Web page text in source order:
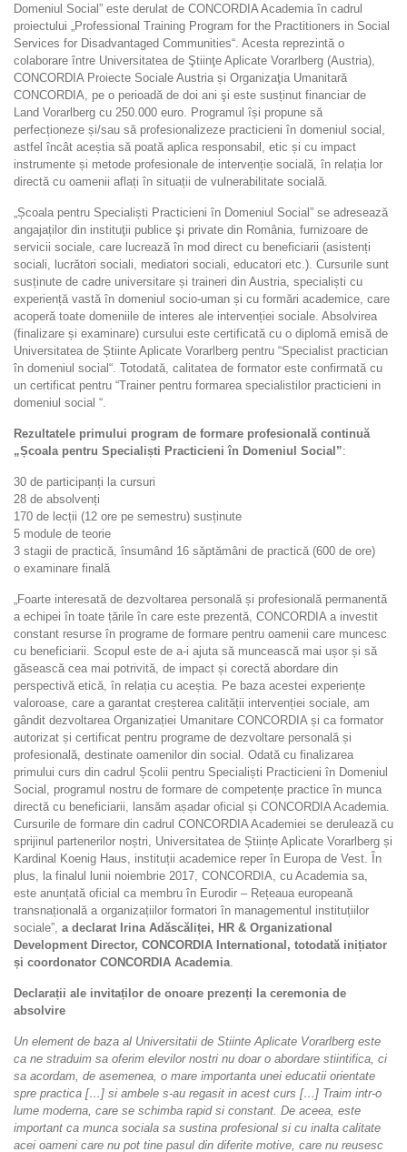
Domeniul Social” este derulat de CONCORDIA Academia în cadrul
proiectului „Professional Training Program for the Practitioners in Social
Services for Disadvantaged Communities“. Acesta reprezintă o
colaborare între Universitatea de Ştiinţe Aplicate Vorarlberg (Austria),
CONCORDIA Proiecte Sociale Austria și Organizaţia Umanitară
CONCORDIA, pe o perioadă de doi ani şi este susținut financiar de
Land Vorarlberg cu 250.000 euro. Programul își propune să
perfecționeze și/sau să profesionalizeze practicieni în domeniul social,
astfel încât aceștia să poată aplica responsabil, etic și cu impact
instrumente și metode profesionale de intervenție socială, în relația lor
directă cu oamenii aflați în situații de vulnerabilitate socială.
„Școala pentru Specialiști Practicieni în Domeniul Social” se adresează
angajaților din instituţii publice şi private din România, furnizoare de
servicii sociale, care lucrează în mod direct cu beneficiarii (asistenți
sociali, lucrători sociali, mediatori sociali, educatori etc.). Cursurile sunt
susținute de cadre universitare și traineri din Austria, specialiști cu
experiență vastă în domeniul socio-uman și cu formări academice, care
acoperă toate domeniile de interes ale intervenției sociale. Absolvirea
(finalizare și examinare) cursului este certificată cu o diplomă emisă de
Universitatea de Știinte Aplicate Vorarlberg pentru “Specialist practician
în domeniul social“. Totodată, calitatea de formator este confirmată cu
un certificat pentru “Trainer pentru formarea specialistilor practicieni in
domeniul social “.
Rezultatele primului program de formare profesională continuă
„Școala pentru Specialiști Practicieni în Domeniul Social”:
30 de participanți la cursuri
28 de absolvenți
170 de lecții (12 ore pe semestru) susținute
5 module de teorie
3 stagii de practică, însumând 16 săptămâni de practică (600 de ore)
o examinare finală
„Foarte interesată de dezvoltarea personală și profesională permanentă
a echipei în toate țările în care este prezentă, CONCORDIA a investit
constant resurse în programe de formare pentru oamenii care muncesc
cu beneficiarii. Scopul este de a-i ajuta să muncească mai ușor și să
găsească cea mai potrivită, de impact și corectă abordare din
perspectivă etică, în relația cu aceștia. Pe baza acestei experiențe
valoroase, care a garantat creșterea calității intervenției sociale, am
gândit dezvoltarea Organizației Umanitare CONCORDIA și ca formator
autorizat și certificat pentru programe de dezvoltare personală și
profesională, destinate oamenilor din social. Odată cu finalizarea
primului curs din cadrul Școlii pentru Specialiști Practicieni în Domeniul
Social, programul nostru de formare de competențe practice în munca
directă cu beneficiarii, lansăm așadar oficial și CONCORDIA Academia.
Cursurile de formare din cadrul CONCORDIA Academiei se derulează cu
sprijinul partenerilor noștri, Universitatea de Științe Aplicate Vorarlberg și
Kardinal Koenig Haus, instituții academice reper în Europa de Vest. În
plus, la finalul lunii noiembrie 2017, CONCORDIA, cu Academia sa,
este anunțată oficial ca membru în Eurodir – Rețeaua europeană
transnațională a organizațiilor formatori în managementul instituțiilor
sociale”, a declarat Irina Adăscăliței, HR & Organizational
Development Director, CONCORDIA International, totodată inițiator
și coordonator CONCORDIA Academia.
Declarații ale invitaților de onoare prezenți la ceremonia de
absolvire
Un element de baza al Universitatii de Stiinte Aplicate Vorarlberg este
ca ne straduim sa oferim elevilor nostri nu doar o abordare stiintifica, ci
sa acordam, de asemenea, o mare importanta unei educatii orientate
spre practica […] si ambele s-au regasit in acest curs […] Traim intr-o
lume moderna, care se schimba rapid si constant. De aceea, este
important ca munca sociala sa sustina profesional si cu inalta calitate
acei oameni care nu pot tine pasul din diferite motive, care nu reusesc